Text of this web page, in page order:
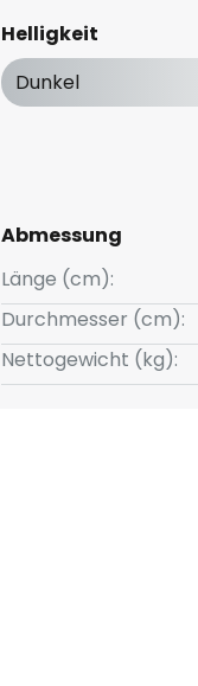
Helligkeit
Dunkel
Abmessung
Länge (cm):
Durchmesser (cm):
Nettogewicht (kg):